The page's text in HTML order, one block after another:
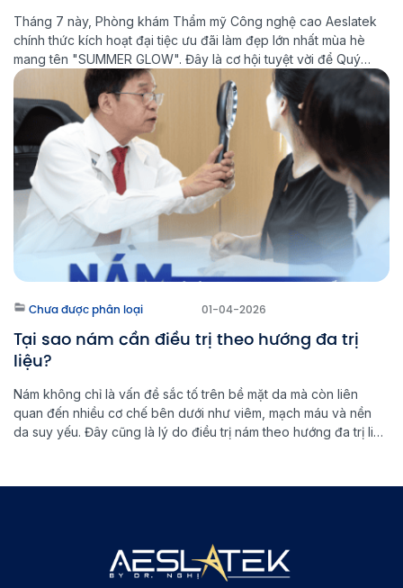
Tháng 7 này, Phòng khám Thẩm mỹ Công nghệ cao Aeslatek
chính thức kích hoạt đại tiệc ưu đãi làm đẹp lớn nhất mùa hè
mang tên "SUMMER GLOW". Đây là cơ hội tuyệt vời để Quý
khách hàng nâng cấp diện mạo, điều trị các bệnh lý về da
chuẩn y khoa bằng công […]
Chưa được phân loại 01-04-2026
Tại sao nám cần điều trị theo hướng đa trị
liệu?
Nám không chỉ là vấn đề sắc tố trên bề mặt da mà còn liên
quan đến nhiều cơ chế bên dưới như viêm, mạch máu và nền
da suy yếu. Đây cũng là lý do điều trị nám theo hướng đa trị liệu